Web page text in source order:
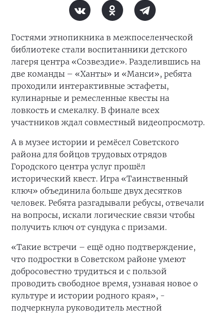
Гостями этнопикника в межпоселенческой
библиотеке стали воспитанники детского
лагеря центра «Созвездие». Разделившись на
две команды – «Ханты» и «Манси», ребята
проходили интерактивные эстафеты,
кулинарные и ремесленные квесты на
ловкость и смекалку. В финале всех
участников ждал совместный видеопросмотр.
А в музее истории и ремёсел Советского
района для бойцов трудовых отрядов
Городского центра услуг прошёл
исторический квест. Игра «Таинственный
ключ» объединила больше двух десятков
человек. Ребята разгадывали ребусы, отвечали
на вопросы, искали логические связи чтобы
получить ключ от сундука с призами.
«Такие встречи – ещё одно подтверждение,
что подростки в Советском районе умеют
добросовестно трудиться и с пользой
проводить свободное время, узнавая новое о
культуре и истории родного края», -
подчеркнула руководитель местной